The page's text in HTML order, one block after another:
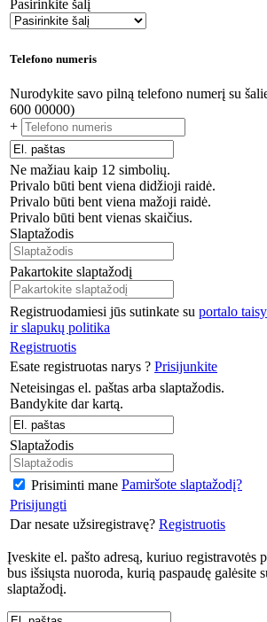
Pasirinkite šalį
Telefono numeris
Nurodykite savo pilną telefono numerį su
600 00000)
+
Ne mažiau kaip 12 simbolių.
Privalo būti bent viena didžioji raidė.
Privalo būti bent viena mažoji raidė.
Privalo būti bent vienas skaičius.
Slaptažodis
Pakartokite slaptažodį
Registruodamiesi jūs sutinkate su portalo
ir slapukų politika
Registruotis
Esate registruotas narys ? Prisijunkite
Neteisingas el. paštas arba slaptažodis.
Bandykite dar kartą.
Slaptažodis
Prisiminti mane Pamiršote slaptažodį?
Prisijungti
Dar nesate užsiregistravę? Registruotis
Įveskite el. pašto adresą, kuriuo registravotės
bus išsiųsta nuoroda, kurią paspaudę galėsite
slaptažodį.